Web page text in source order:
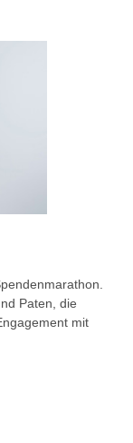
Paten, die
mit